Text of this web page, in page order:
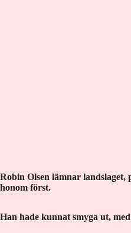
Robin Olsen lämnar landslaget,
honom först.
Han hade kunnat smyga ut,